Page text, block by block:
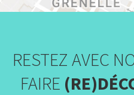
RESTEZ AVEC
FAIRE